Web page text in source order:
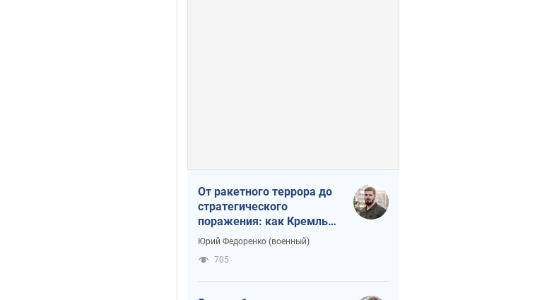
От ракетного террора до
стратегического
поражения: как Кремль
загнал себя в ловушку
Юрий Федоренко (военный)
705